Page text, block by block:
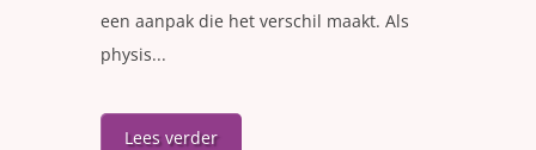
een aanpak die het verschil maakt. Als
physis...
Lees verder